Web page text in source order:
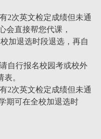
2次英文检定成绩但未通
会直接帮您代课，
加退选时段退选，再自
自行报名校园考或校外
。
2次英文检定成绩但未通
期可在全校加退选时